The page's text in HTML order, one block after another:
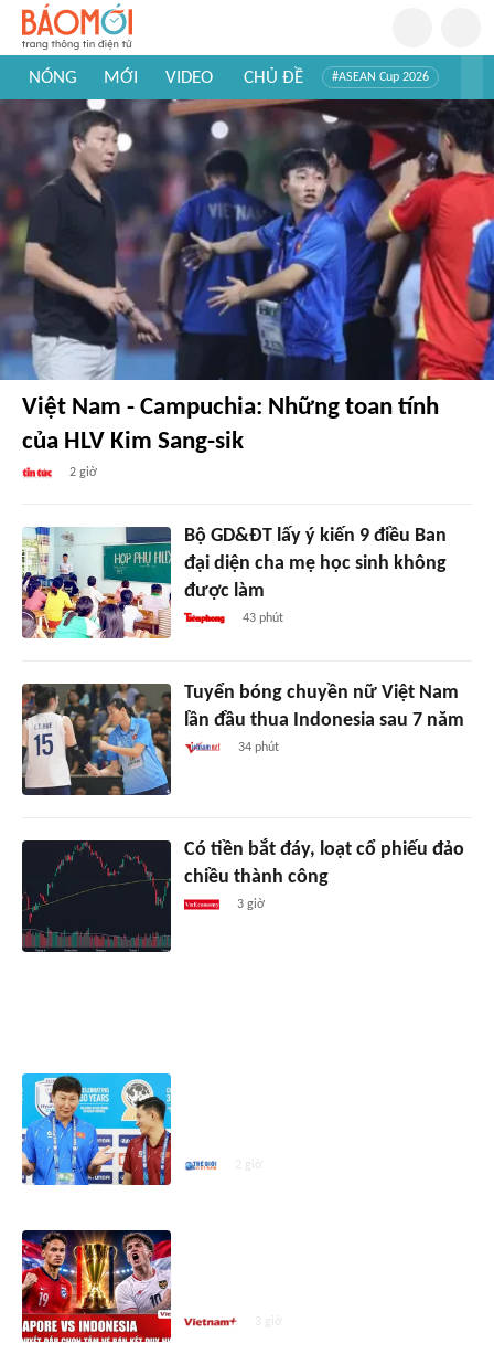
NÓNG MỚI VIDEO CHỦ ĐỀ #ASEAN Cup 2026
#Trí tuệ nhân tạo #Mỹ - Iran
#Khám phá Việt Nam
#Khám phá thế giới
Việt Nam - Campuchia: Những toan tính
của HLV Kim Sang-sik
2 giờ
Bộ GD&ĐT lấy ý kiến 9 điều Ban
đại diện cha mẹ học sinh không
được làm
43 phút
Tuyển bóng chuyền nữ Việt Nam
lần đầu thua Indonesia sau 7 năm
34 phút
Có tiền bắt đáy, loạt cổ phiếu đảo
chiều thành công
3 giờ
2 giờ
3 giờ